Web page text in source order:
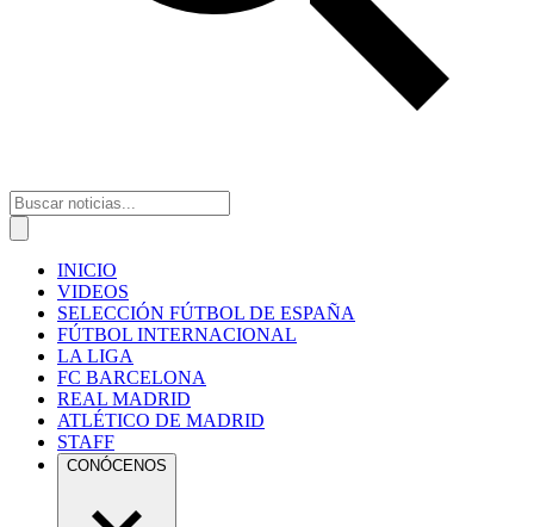
INICIO
VIDEOS
SELECCIÓN FÚTBOL DE ESPAÑA
FÚTBOL INTERNACIONAL
LA LIGA
FC BARCELONA
REAL MADRID
ATLÉTICO DE MADRID
STAFF
CONÓCENOS